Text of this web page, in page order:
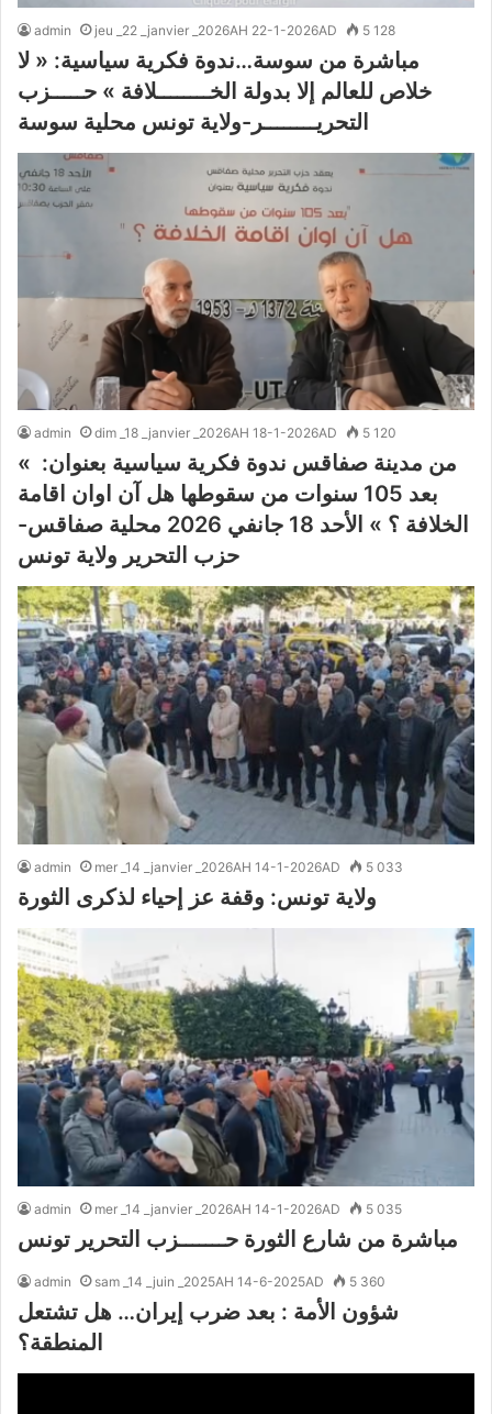
admin jeu _22 _janvier _2026AH 22-1-2026AD 5 128
مباشرة من سوسة…ندوة فكرية سياسية: « لا
خلاص للعالم إلا بدولة الخــــــــلافة » حـــــزب
التحريــــــــر-ولاية تونس محلية سوسة
admin dim _18 _janvier _2026AH 18-1-2026AD 5 120
من مدينة صفاقس ندوة فكرية سياسية بعنوان: »
بعد 105 سنوات من سقوطها هل آن اوان اقامة
الخلافة ؟ » الأحد 18 جانفي 2026 محلية صفاقس-
حزب التحرير ولاية تونس
admin mer _14 _janvier _2026AH 14-1-2026AD 5 033
ولاية تونس: وقفة عز إحياء لذكرى الثورة
admin mer _14 _janvier _2026AH 14-1-2026AD 5 035
مباشرة من شارع الثورة حـــــــزب التحرير تونس
admin sam _14 _juin _2025AH 14-6-2025AD 5 360
شؤون الأمة : بعد ضرب إيران… هل تشتعل
المنطقة؟